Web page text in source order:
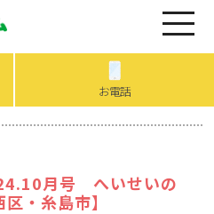
お電話
月号 へいせいの
・糸島市】